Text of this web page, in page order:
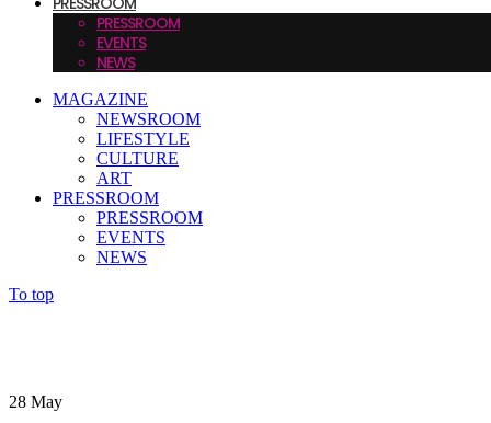
PRESSROOM
EVENTS
NEWS
MAGAZINE
NEWSROOM
LIFESTYLE
CULTURE
ART
PRESSROOM
PRESSROOM
EVENTS
NEWS
To top
28 May